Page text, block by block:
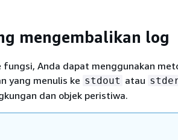
mengembalikan log
Anda dapat menggunakan
yang menulis ke stdout atau
dan objek peristiwa.